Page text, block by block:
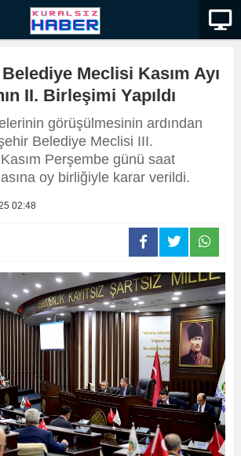
Meclisi Kasım Ayı
II. Birleşimi Yapıldı
görüşülmesinin ardından
Belediye Meclisi III.
Perşembe günü saat
oy birliğiyle karar verildi.
02:48